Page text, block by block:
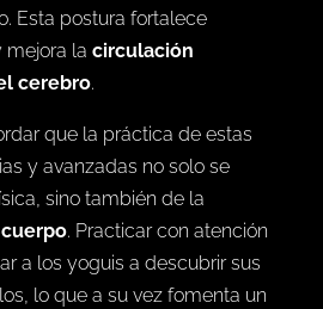
sobre los antebrazos
cuidadosa y un buen
Esta postura fortalece
cerebro.
que la práctica de estas
y avanzadas no solo se
sino también de la
. Practicar con atención